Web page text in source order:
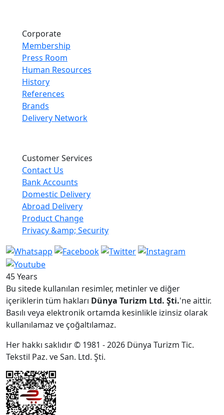
Corporate
Membership
Press Room
Human Resources
History
References
Brands
Delivery Network
Customer Services
Contact Us
Bank Accounts
Domestic Delivery
Abroad Delivery
Product Change
Privacy &amp; Security
45 Years
Bu sitede kullanılan resimler, metinler ve diğer
içeriklerin tüm hakları Dünya Turizm Ltd. Şti.'ne aittir.
Basılı veya elektronik ortamda kesinlikle izinsiz olarak
kullanılamaz ve çoğaltılamaz.
Her hakkı saklıdır © 1981 - 2026 Dünya Turizm Tic.
Tekstil Paz. ve San. Ltd. Şti.